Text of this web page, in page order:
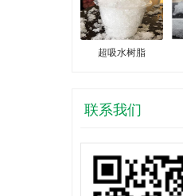
超吸水树脂
联系我们